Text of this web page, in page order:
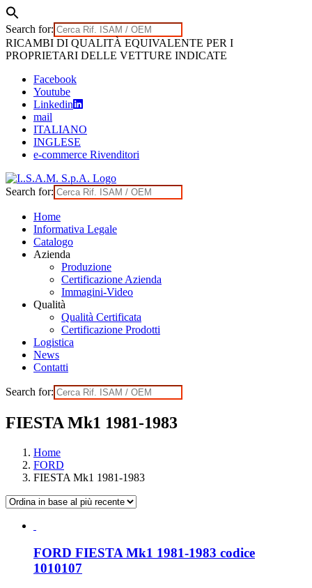
Search for:
Skip
to
RICAMBI DI QUALITÀ EQUIVALENTE PER I
PROPRIETARI DELLE VETTURE INDICATE
Facebook
Youtube
Linkedin
mail
ITALIANO
INGLESE
e-commerce Rivenditori
Search for:
Home
Informativa Legale
Catalogo
Azienda
Produzione
Certificazione Azienda
Immagini-Video
Qualità
Qualità Certificata
Certificazione Prodotti
Logistica
News
Contatti
Search for:
FIESTA Mk1 1981-1983
Home
FORD
FIESTA Mk1 1981-1983
FORD FIESTA Mk1 1981-1983 codice
1010107